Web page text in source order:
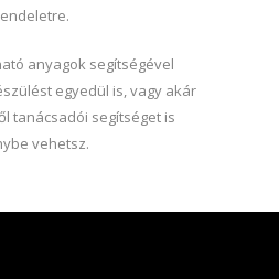
anyagok segítségével
egyedül is, vagy akár
tanácsadói segítséget is
vehetsz.